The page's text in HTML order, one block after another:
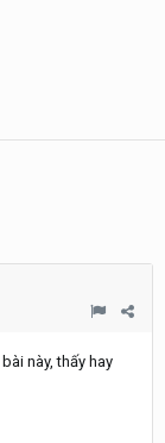
này, thấy hay